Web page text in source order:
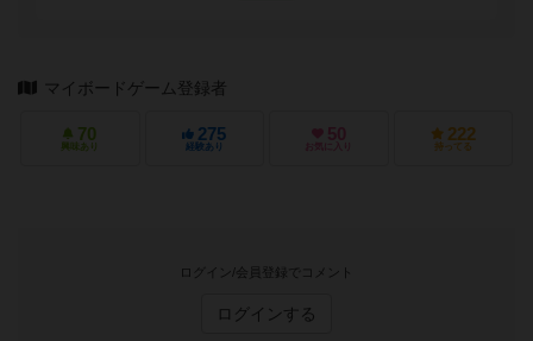
マイボードゲーム登録者
70
興味あり
275
経験あり
50
お気に入り
222
持ってる
ログイン/会員登録でコメント
ログインする